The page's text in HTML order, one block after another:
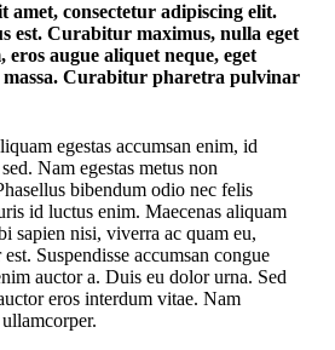
amet, consectetur adipiscing elit.
est. Curabitur maximus, nulla eget
eros augue aliquet neque, eget
massa. Curabitur pharetra pulvinar
egestas accumsan enim, id
Nam egestas metus non
bibendum odio nec felis
id luctus enim. Maecenas aliquam
sapien nisi, viverra ac quam eu,
Suspendisse accumsan congue
auctor a. Duis eu dolor urna. Sed
eros interdum vitae. Nam